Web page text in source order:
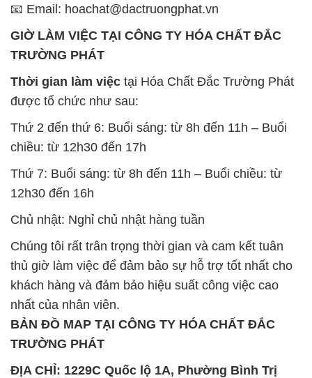
📧 Email: hoachat@dactruongphat.vn
GIỜ LÀM VIỆC TẠI CÔNG TY HÓA CHẤT ĐẮC
TRƯỜNG PHÁT
Thời gian làm việc tại Hóa Chất Đắc Trường Phát
được tổ chức như sau:
Thứ 2 đến thứ 6: Buổi sáng: từ 8h đến 11h – Buổi
chiều: từ 12h30 đến 17h
Thứ 7: Buổi sáng: từ 8h đến 11h – Buổi chiều: từ
12h30 đến 16h
Chủ nhật: Nghỉ chủ nhật hàng tuần
Chúng tôi rất trân trọng thời gian và cam kết tuân
thủ giờ làm việc để đảm bảo sự hỗ trợ tốt nhất cho
khách hàng và đảm bảo hiệu suất công việc cao
nhất của nhân viên.
BẢN ĐỒ MAP TẠI CÔNG TY HÓA CHẤT ĐẮC
TRƯỜNG PHÁT
ĐỊA CHỈ: 1229C Quốc lộ 1A, Phường Bình Trị